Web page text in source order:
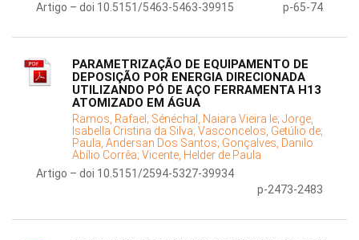
Artigo – doi 10.5151/5463-5463-39915
p-65-74
PARAMETRIZAÇÃO DE EQUIPAMENTO DE
DEPOSIÇÃO POR ENERGIA DIRECIONADA
UTILIZANDO PÓ DE AÇO FERRAMENTA H13
ATOMIZADO EM ÁGUA
Ramos, Rafael; Sénéchal, Naiara Vieira le; Jorge,
Isabella Cristina da Silva; Vasconcelos, Getúlio de;
Paula, Andersan Dos Santos; Gonçalves, Danilo
Abílio Corrêa; Vicente, Helder de Paula
Artigo – doi 10.5151/2594-5327-39934
p-2473-2483